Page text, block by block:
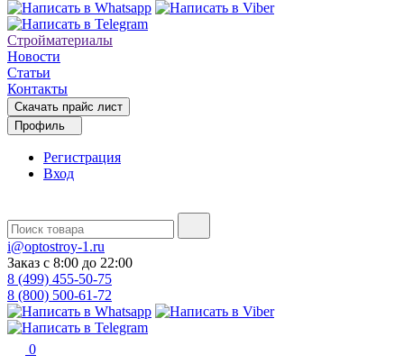
Стройматериалы
Новости
Статьи
Контакты
Скачать прайс лист
Профиль
Регистрация
Вход
i@optostroy-1.ru
Заказ с 8:00 до 22:00
8 (499) 455-50-75
8 (800) 500-61-72
0